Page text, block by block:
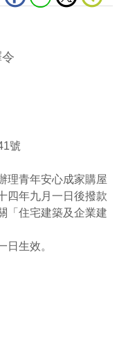
號
理青年安心成家購屋
四年九月一日後撥款
「住宅建築及企業建
日生效。